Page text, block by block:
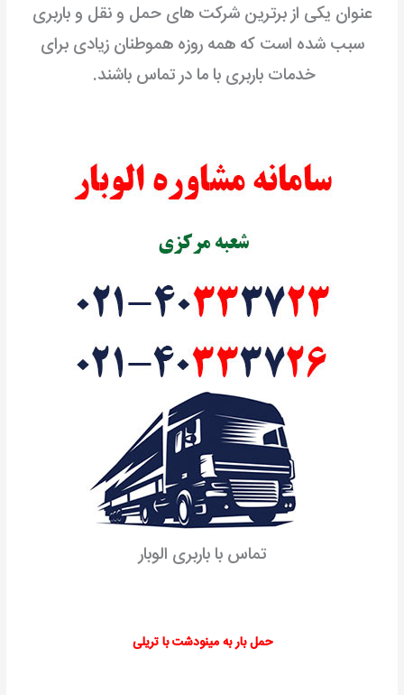
عنوان یکی از برترین شرکت های حمل و نقل و باربری
سبب شده است که همه روزه هموطنان زیادی برای
خدمات باربری با ما در تماس باشند.
تماس با باربری الوبار
حمل بار به مینودشت با تریلی